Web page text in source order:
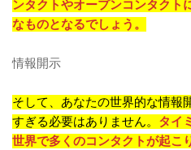
ンタクトやオープンコンタクト
なものとなるでしょう。
情報開示
そして、あなたの世界的な情報
すぎる必要はありません。 タイ
世界で多くのコンタクトが起こ